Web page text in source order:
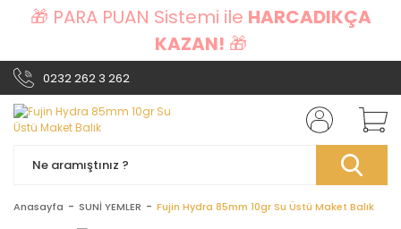
🎁 PARA PUAN Sistemi ile HARCADIKÇA
KAZAN! 🎁
0232 262 3 262
Anasayfa SUNİ YEMLER Fujin Hydra 85mm 10gr Su Üstü Maket Balık